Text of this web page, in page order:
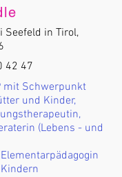
Seefeld in Tirol,
42 47
mit Schwerpunkt
und Kinder,
(Lebens - und